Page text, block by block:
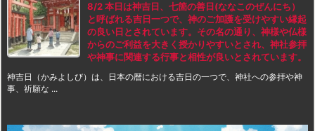
8/2 本日は神吉日、七箇の善日(ななこのぜんにち）
と呼ばれる吉日一つで、神のご加護を受けやすい縁起
の良い日とされています。その名の通り、神様や仏様
からのご利益を大きく授かりやすいとされ、神社参拝
や神事に関連する行事と相性が良いとされています。
神吉日（かみよしび）は、日本の暦における吉日の一つで、神社への参拝や神
事、祈願な ...